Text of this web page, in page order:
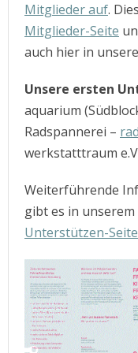
Mitglieder auf.
Mitglieder-Seite
auch hier in
Unsere ersten
aquarium
Radspannerei –
werkstatttraum
Weiterführende
gibt es in unserem
Unterstützen-Seite